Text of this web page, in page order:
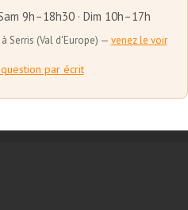
9h–18h30 · Dim 10h–17h
Serris (Val d'Europe) — venez le voir
par écrit